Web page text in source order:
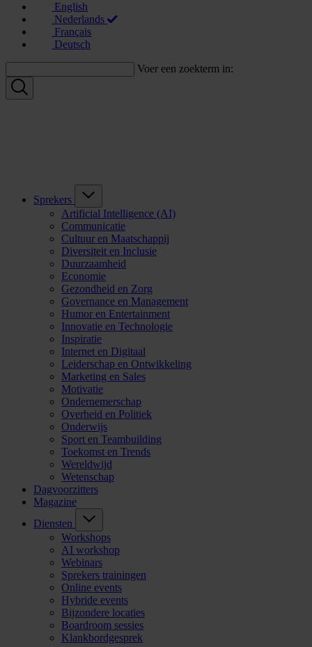
English
Nederlands
Français
Deutsch
Voer een zoekterm in:
Sprekers
Artificial Intelligence (AI)
Communicatie
Cultuur en Maatschappij
Diversiteit en Inclusie
Duurzaamheid
Economie
Gezondheid en Zorg
Governance en Management
Humor en Entertainment
Innovatie en Technologie
Inspiratie
Internet en Digitaal
Leiderschap en Ontwikkeling
Marketing en Sales
Motivatie
Ondernemerschap
Overheid en Politiek
Onderwijs
Sport en Teambuilding
Toekomst en Trends
Wereldwijd
Wetenschap
Dagvoorzitters
Magazine
Diensten
Workshops
AI workshop
Webinars
Sprekers trainingen
Online events
Hybride events
Bijzondere locaties
Boardroom sessies
Klankbordgesprek